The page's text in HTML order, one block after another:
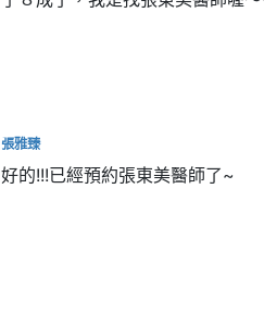
張雅臻
好的!!!已經預約張東美醫師了~